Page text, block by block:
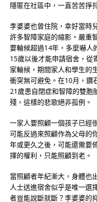
隱匿在社區中，一直苦苦掙
李婆婆也曾住院，幸好當時
許多智障家庭的縮影。嚴重
要輪候超過14年，多麼嚇人
15歲以後才能申請宿舍，從
家輪候，期間家人和學生的
衝突無可避免。在10月，鑽
21歲患自閉症和智障的雙胞
殘，這樣的悲歌絕非孤例。
一家人要照顧一個孩子已經
可能反過來照顧作為父母的
年或更久之後，可能還需要
擇的權利，只能照顧到老。
當照顧者年紀漸大，身體也
人士送進宿舍似乎是唯一選
者豈能說斷就斷？李婆婆的